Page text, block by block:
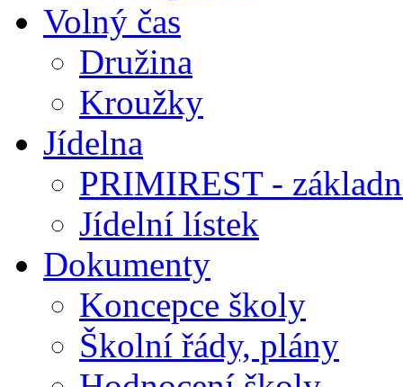
Volný čas
Družina
Kroužky
Jídelna
PRIMIREST -
Jídelní lístek
Dokumenty
Koncepce školy
Školní řády, plány